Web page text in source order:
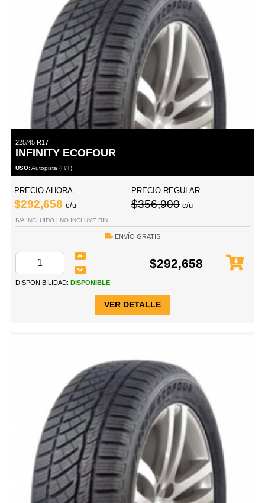
225/45 R17
INFINITY ECOFOUR
USO:Autopista (H/T)
PRECIO AHORA
$292,658 c/u
PRECIO REGULAR
$356,900 c/u
IVA INCLUIDO | NO INCLUYE RIN
ENVÍO GRATIS
$292,658
DISPONIBILIDAD: DISPONIBLE
VER DETALLE